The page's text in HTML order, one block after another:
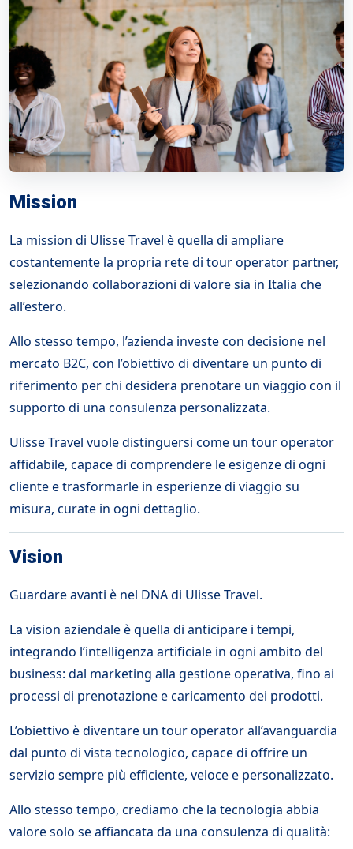
Mission
La mission di Ulisse Travel è quella di ampliare
costantemente la propria rete di tour operator partner,
selezionando collaborazioni di valore sia in Italia che
all’estero.
Allo stesso tempo, l’azienda investe con decisione nel
mercato B2C, con l’obiettivo di diventare un punto di
riferimento per chi desidera prenotare un viaggio con il
supporto di una consulenza personalizzata.
Ulisse Travel vuole distinguersi come un tour operator
affidabile, capace di comprendere le esigenze di ogni
cliente e trasformarle in esperienze di viaggio su
misura, curate in ogni dettaglio.
Vision
Guardare avanti è nel DNA di Ulisse Travel.
La vision aziendale è quella di anticipare i tempi,
integrando l’intelligenza artificiale in ogni ambito del
business: dal marketing alla gestione operativa, fino ai
processi di prenotazione e caricamento dei prodotti.
L’obiettivo è diventare un tour operator all’avanguardia
dal punto di vista tecnologico, capace di offrire un
servizio sempre più efficiente, veloce e personalizzato.
Allo stesso tempo, crediamo che la tecnologia abbia
valore solo se affiancata da una consulenza di qualità: